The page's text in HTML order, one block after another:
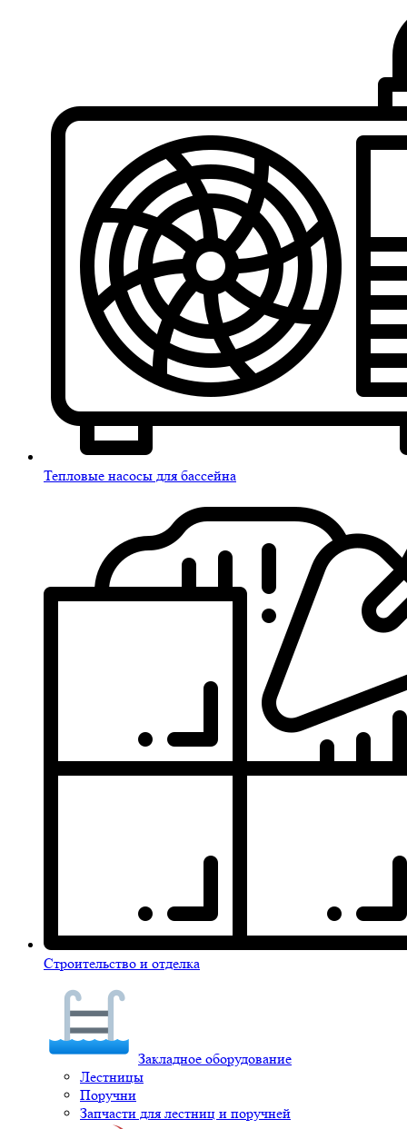
Тепловые насосы для бассейна
Строительство и отделка
Закладное оборудование
Лестницы
Поручни
Запчасти для лестниц и поручней